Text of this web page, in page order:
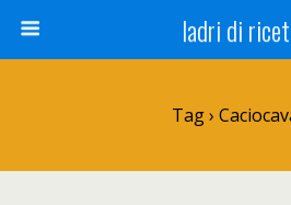
ladri di
Tag ›